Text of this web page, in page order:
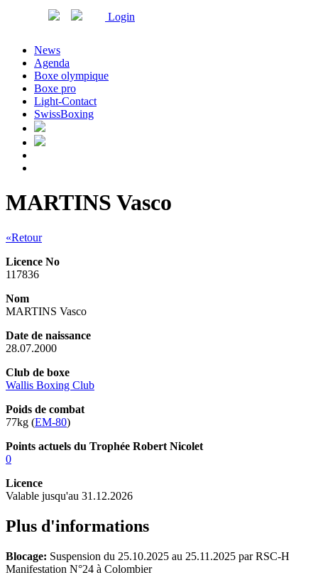
Login
News
Agenda
Boxe olympique
Boxe pro
Light-Contact
SwissBoxing
MARTINS Vasco
«Retour
Licence No
117836
Nom
MARTINS Vasco
Date de naissance
28.07.2000
Club de boxe
Wallis Boxing Club
Poids de combat
77kg (EM-80)
Points actuels du Trophée Robert Nicolet
0
Licence
Valable jusqu'au 31.12.2026
Plus d'informations
Blocage: Suspension du 25.10.2025 au 25.11.2025 par RSC-H
Manifestation N°24 à Colombier